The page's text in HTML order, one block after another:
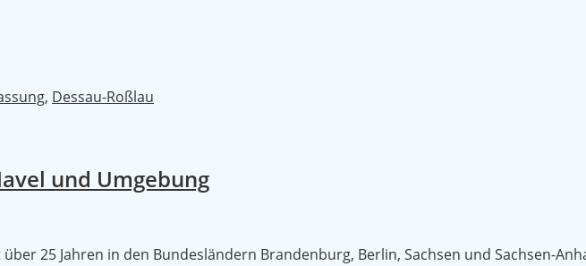
, Dessau-Roßlau
und Umgebung
25 Jahren in den Bundesländern Brandenburg, Berlin, Sachsen und Sachsen-